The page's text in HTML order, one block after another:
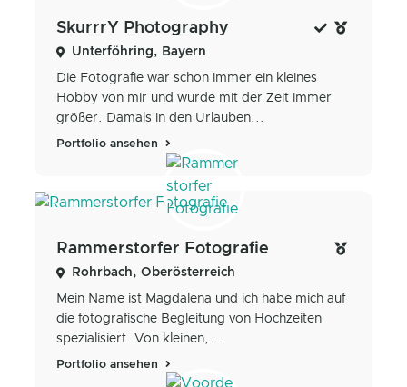
SkurrrY Photography
Unterföhring, Bayern
Die Fotografie war schon immer ein kleines
Hobby von mir und wurde mit der Zeit immer
größer. Damals in den Urlauben...
Portfolio ansehen
Rammerstorfer Fotografie
Rohrbach, Oberösterreich
Mein Name ist Magdalena und ich habe mich auf
die fotografische Begleitung von Hochzeiten
spezialisiert. Von kleinen,...
Portfolio ansehen